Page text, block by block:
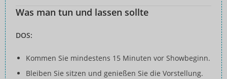
Was man tun und lassen sollte
DOS:
Kommen Sie mindestens 15 Minuten vor Showbeginn.
Bleiben Sie sitzen und genießen Sie die Vorstellung.